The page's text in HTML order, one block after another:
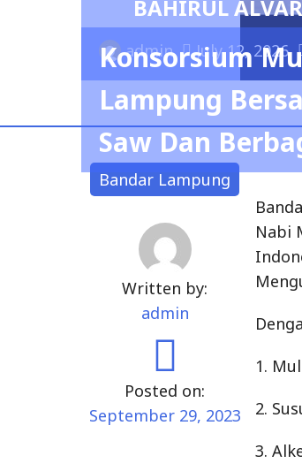
Menjadi Ketua Umum
Bandar Lampung
Konsorsium
Lampung
Saw Dan
Written by:
admin
Posted on:
September 29, 2023
Nabi
1.
2.
3.